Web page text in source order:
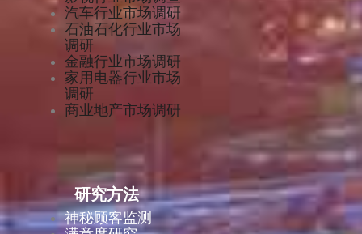
汽车行业市场调研
石油石化行业市场
调研
金融行业市场调研
家用电器行业市场
调研
商业地产市场调研
研究方法
神秘顾客监测